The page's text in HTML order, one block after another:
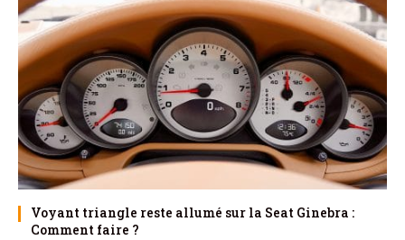
Voyant triangle reste allumé sur la Seat Ginebra :
Comment faire ?